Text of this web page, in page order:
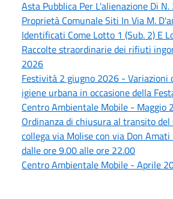
Asta Pubblica Per L'alienazione Di
Proprietà Comunale Siti In Via M.
Identificati Come Lotto 1 (Sub. 2) E
Raccolte straordinarie dei rifiuti
2026
Festività 2 giugno 2026 - Variazioni
igiene urbana in occasione della
Centro Ambientale Mobile - Maggio
Ordinanza di chiusura al transito del
collega via Molise con via Don
dalle ore 9.00 alle ore 22.00
Centro Ambientale Mobile - Aprile